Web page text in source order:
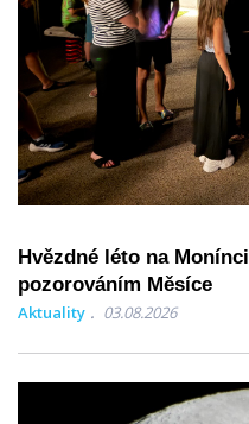
Hvězdné léto na
pozorováním Měsíce
Aktuality 03.08.2026